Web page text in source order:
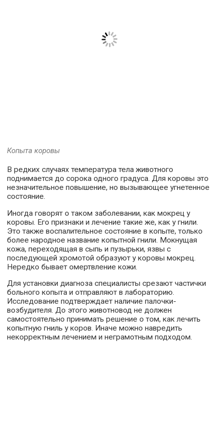
Копыта коровы
В редких случаях температура тела животного
поднимается до сорока одного градуса. Для коровы это
незначительное повышение, но вызывающее угнетенное
состояние.
Иногда говорят о таком заболевании, как мокрец у
коровы. Его признаки и лечение такие же, как у гнили.
Это также воспалительное состояние в копыте, только
более народное название копытной гнили. Мокнущая
кожа, переходящая в сыпь и пузырьки, язвы с
последующей хромотой образуют у коровы мокрец.
Нередко бывает омертвление кожи.
Для установки диагноза специалисты срезают частички
больного копыта и отправляют в лабораторию.
Исследование подтверждает наличие палочки-
возбудителя. До этого животновод не должен
самостоятельно принимать решение о том, как лечить
копытную гниль у коров. Иначе можно навредить
некорректным лечением и неграмотным подходом.